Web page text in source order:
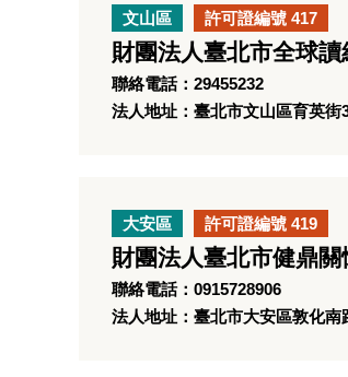
文山區 許可證編號 417
財團法人臺北市全球
聯絡電話：29455232
法人地址：臺北市文山區育英街
大安區 許可證編號 419
財團法人臺北市健鼎
聯絡電話：0915728906
法人地址：臺北市大安區敦化南